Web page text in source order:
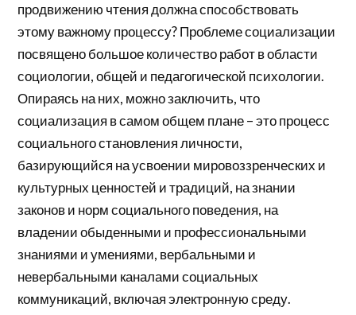
продвижению чтения должна способствовать
этому важному процессу? Проблеме социализации
посвящено большое количество работ в области
социологии, общей и педагогической психологии.
Опираясь на них, можно заключить, что
социализация в самом общем плане – это процесс
социального становления личности,
базирующийся на усвоении мировоззренческих и
культурных ценностей и традиций, на знании
законов и норм социального поведения, на
владении обыденными и профессиональными
знаниями и умениями, вербальными и
невербальными каналами социальных
коммуникаций, включая электронную среду.